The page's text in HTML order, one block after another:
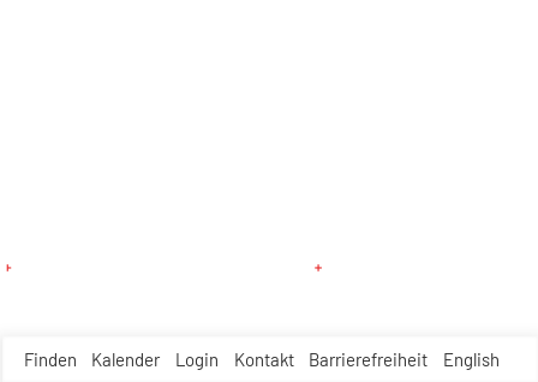
Finden Kalender Login Kontakt Barrierefreiheit English